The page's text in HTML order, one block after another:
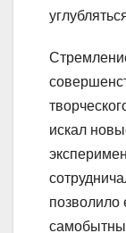
искал
позволило